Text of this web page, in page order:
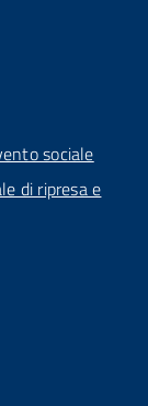
sociale
di ripresa e